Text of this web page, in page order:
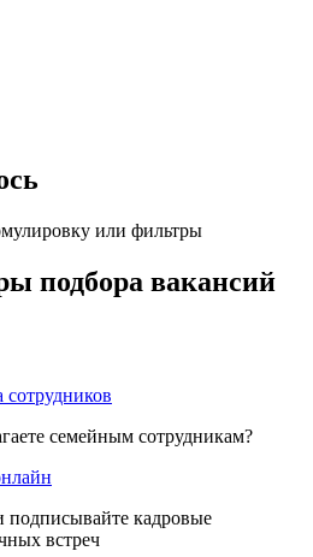
или фильтры
подбора вакансий
семейным сотрудникам?
подписывайте кадровые
встреч